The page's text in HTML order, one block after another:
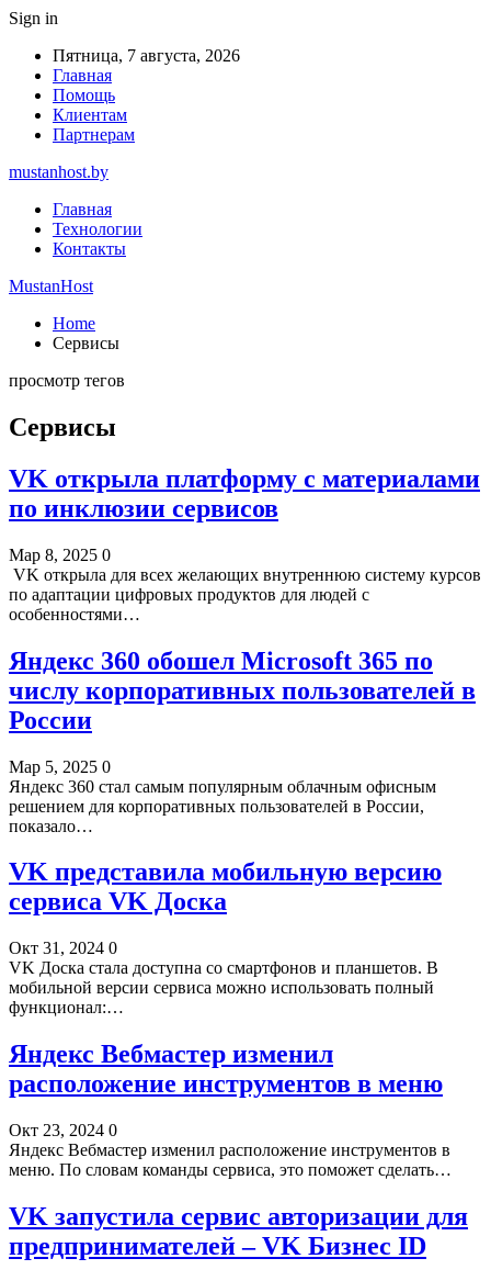
Sign in
Пятница, 7 августа, 2026
Главная
Помощь
Клиентам
Партнерам
mustanhost.by
Главная
Технологии
Контакты
MustanHost
Home
Сервисы
просмотр тегов
Сервисы
VK открыла платформу с материалами
по инклюзии сервисов
Мар 8, 2025 0
VK открыла для всех желающих внутреннюю систему курсов
по адаптации цифровых продуктов для людей с
особенностями…
Яндекс 360 обошел Microsoft 365 по
числу корпоративных пользователей в
России
Мар 5, 2025 0
Яндекс 360 стал самым популярным облачным офисным
решением для корпоративных пользователей в России,
показало…
VK представила мобильную версию
сервиса VK Доска
Окт 31, 2024 0
VK Доска стала доступна со смартфонов и планшетов. В
мобильной версии сервиса можно использовать полный
функционал:…
Яндекс Вебмастер изменил
расположение инструментов в меню
Окт 23, 2024 0
Яндекс Вебмастер изменил расположение инструментов в
меню. По словам команды сервиса, это поможет сделать…
VK запустила сервис авторизации для
предпринимателей – VK Бизнес ID